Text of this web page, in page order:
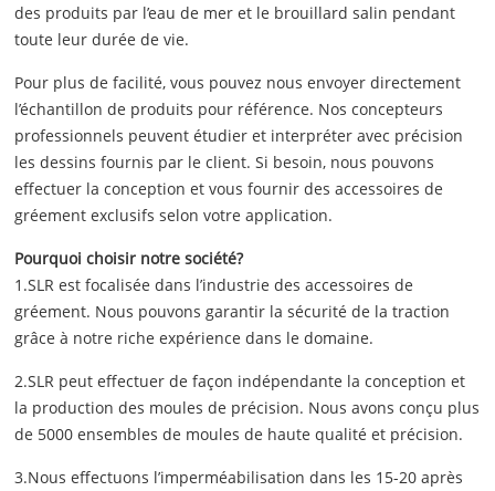
des produits par l’eau de mer et le brouillard salin pendant
toute leur durée de vie.
Pour plus de facilité, vous pouvez nous envoyer directement
l’échantillon de produits pour référence. Nos concepteurs
professionnels peuvent étudier et interpréter avec précision
les dessins fournis par le client. Si besoin, nous pouvons
effectuer la conception et vous fournir des accessoires de
gréement exclusifs selon votre application.
Pourquoi choisir notre société?
1.SLR est focalisée dans l’industrie des accessoires de
gréement. Nous pouvons garantir la sécurité de la traction
grâce à notre riche expérience dans le domaine.
2.SLR peut effectuer de façon indépendante la conception et
la production des moules de précision. Nous avons conçu plus
de 5000 ensembles de moules de haute qualité et précision.
3.Nous effectuons l’imperméabilisation dans les 15-20 après